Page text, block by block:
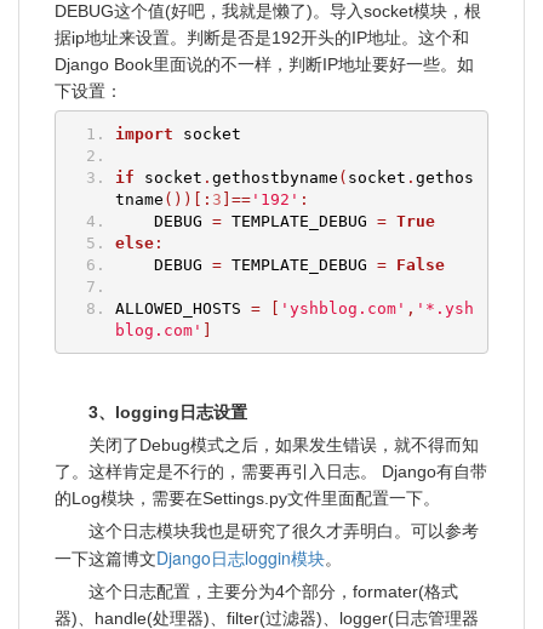
DEBUG这个值(好吧，我就是懒了)。导入socket模块，根
据ip地址来设置。判断是否是192开头的IP地址。这个和
Django Book里面说的不一样，判断IP地址要好一些。如
下设置：
import socket
if socket . gethostbyname ( socket . gethos
tname ())[: 3 ]=='192' :
DEBUG = TEMPLATE_DEBUG = True
else:
DEBUG = TEMPLATE_DEBUG = False
ALLOWED_HOSTS = [ 'yshblog.com' , '*.ysh
blog.com' ]
3、logging日志设置
关闭了Debug模式之后，如果发生错误，就不得而知
了。这样肯定是不行的，需要再引入日志。 Django有自带
的Log模块，需要在Settings.py文件里面配置一下。
这个日志模块我也是研究了很久才弄明白。可以参考
一下这篇博文Django日志loggin模块。
这个日志配置，主要分为4个部分，formater(格式
器)、handle(处理器)、filter(过滤器)、logger(日志管理器